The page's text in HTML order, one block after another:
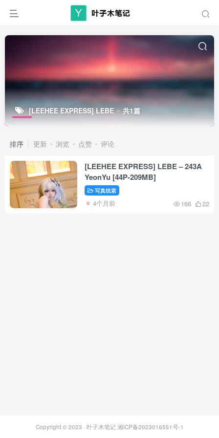
[LEEHEE EXPRESS] LEBE 共1篇
排序 更新 浏览 点赞 评论
[LEEHEE EXPRESS] LEBE – 243A
YeonYu [44P-209MB]
写真线索
4个月前 166 22
Copyright © 2023 · 叶子木笔记 湘ICP备2023016551号-1